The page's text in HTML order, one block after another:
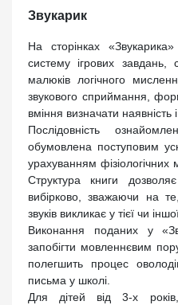
Звукарик
На сторінках
систему ігрових
малюків логічного
звукового сприймання,
вміння визначати наявність
Послідовність
обумовлена поступовим
урахуванням фізіологічних
Структура книги
вибірково, зважаючи на
звуків викликає у тієї чи
Виконання поданих у
запобігти мовленнєвим
полегшить процес
письма у школі.
Для дітей від 3-х років,